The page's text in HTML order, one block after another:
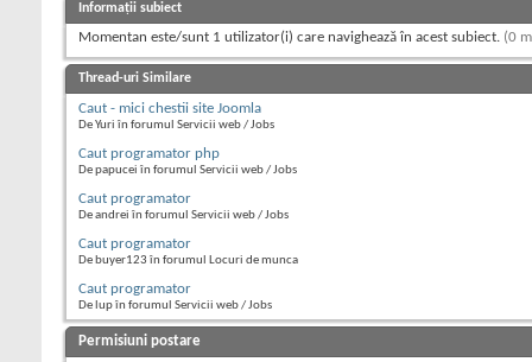
Informații subiect
Momentan este/sunt 1 utilizator(i) care navighează în acest subiect. (0
Thread-uri Similare
Caut - mici chestii site Joomla
De Yuri în forumul Servicii web / Jobs
Caut programator php
De papucei în forumul Servicii web / Jobs
Caut programator
De andrei în forumul Servicii web / Jobs
Caut programator
De buyer123 în forumul Locuri de munca
Caut programator
De lup în forumul Servicii web / Jobs
Permisiuni postare